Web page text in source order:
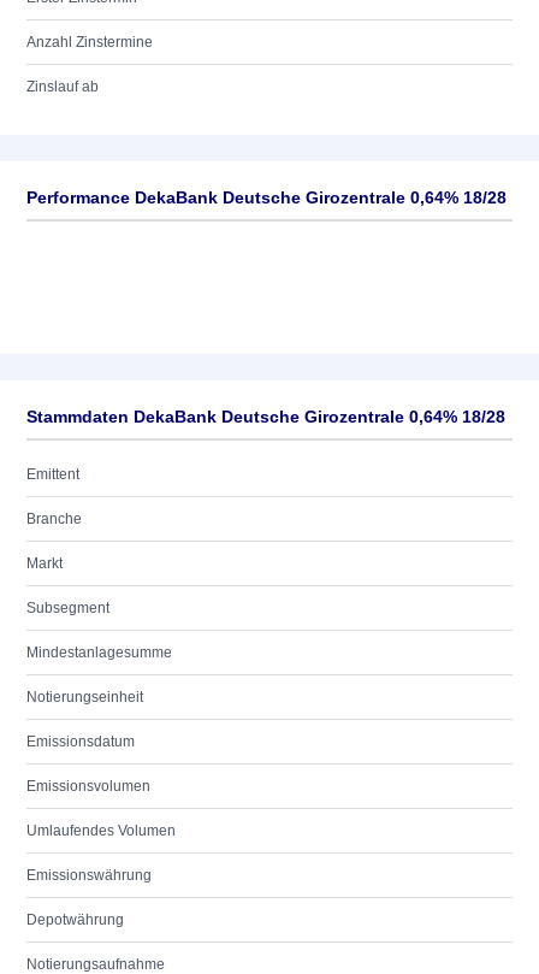
Anzahl Zinstermine
Zinslauf ab
Performance DekaBank Deutsche Girozentrale 0,64% 18/28
Stammdaten DekaBank Deutsche Girozentrale 0,64% 18/28
Emittent
Branche
Markt
Subsegment
Mindestanlagesumme
Notierungseinheit
Emissionsdatum
Emissionsvolumen
Umlaufendes Volumen
Emissionswährung
Depotwährung
Notierungsaufnahme